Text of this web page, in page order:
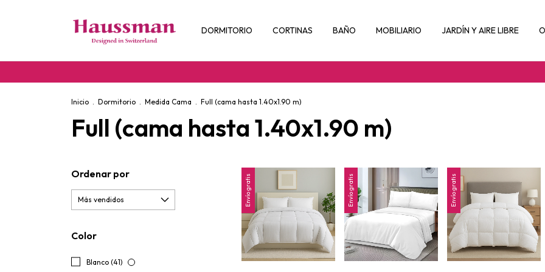
DORMITORIO CORTINAS BAÑO MOBILIARIO JARDÍN Y AIRE LIBRE
Inicio . Dormitorio . Medida Cama . Full (cama hasta 1.40x1.90 m)
Full (cama hasta 1.40x1.90 m)
Ordenar por
Color
Blanco (41)
Envío gratis Envío gratis Envío gratis